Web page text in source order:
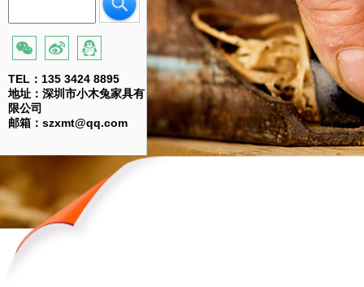
TEL：135 3424 8895
地址：深圳市小木兔家具有
限公司
邮箱：szxmt@qq.com